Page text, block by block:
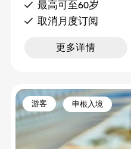
最高可至60岁
取消月度订阅
更多详情
游客 申根入境